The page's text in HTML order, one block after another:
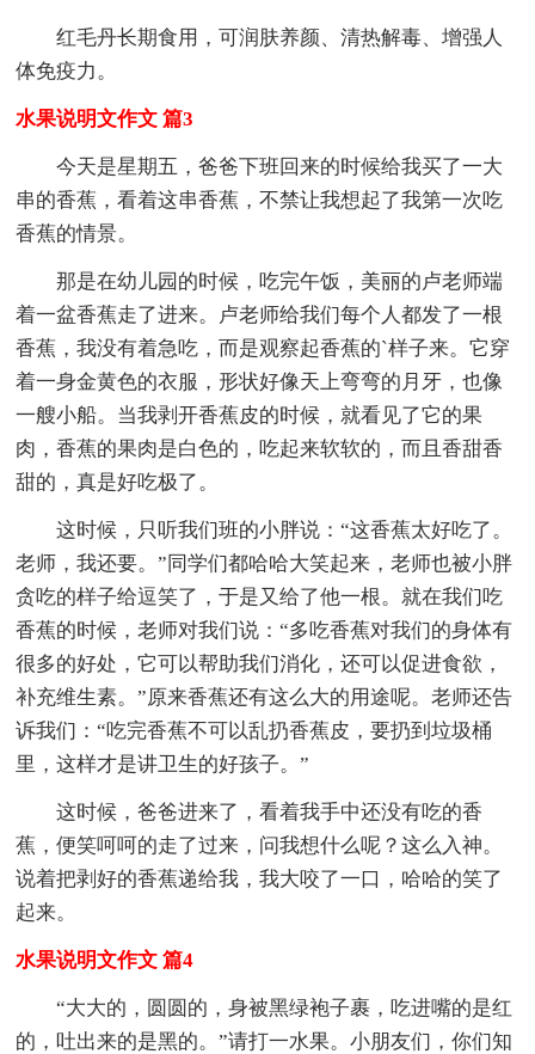
红毛丹长期食用，可润肤养颜、清热解毒、增强人
体免疫力。
水果说明文作文 篇3
今天是星期五，爸爸下班回来的时候给我买了一大
串的香蕉，看着这串香蕉，不禁让我想起了我第一次吃
香蕉的情景。
那是在幼儿园的时候，吃完午饭，美丽的卢老师端
着一盆香蕉走了进来。卢老师给我们每个人都发了一根
香蕉，我没有着急吃，而是观察起香蕉的`样子来。它穿
着一身金黄色的衣服，形状好像天上弯弯的月牙，也像
一艘小船。当我剥开香蕉皮的时候，就看见了它的果
肉，香蕉的果肉是白色的，吃起来软软的，而且香甜香
甜的，真是好吃极了。
这时候，只听我们班的小胖说：“这香蕉太好吃了。
老师，我还要。”同学们都哈哈大笑起来，老师也被小胖
贪吃的样子给逗笑了，于是又给了他一根。就在我们吃
香蕉的时候，老师对我们说：“多吃香蕉对我们的身体有
很多的好处，它可以帮助我们消化，还可以促进食欲，
补充维生素。”原来香蕉还有这么大的用途呢。老师还告
诉我们：“吃完香蕉不可以乱扔香蕉皮，要扔到垃圾桶
里，这样才是讲卫生的好孩子。”
这时候，爸爸进来了，看着我手中还没有吃的香
蕉，便笑呵呵的走了过来，问我想什么呢？这么入神。
说着把剥好的香蕉递给我，我大咬了一口，哈哈的笑了
起来。
水果说明文作文 篇4
“大大的，圆圆的，身被黑绿袍子裹，吃进嘴的是红
的，吐出来的是黑的。”请打一水果。小朋友们，你们知